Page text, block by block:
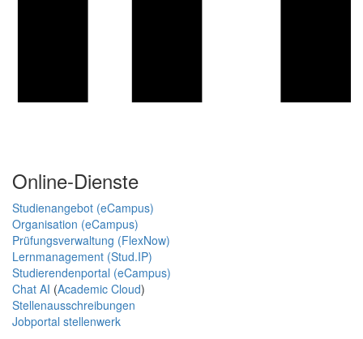
Online-Dienste
Studienangebot (eCampus)
Organisation (eCampus)
Prüfungsverwaltung (FlexNow)
Lernmanagement (Stud.IP)
Studierendenportal (eCampus)
Chat AI (Academic Cloud)
Stellenausschreibungen
Jobportal stellenwerk